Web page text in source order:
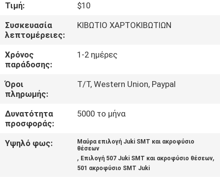
ΈΛΕΓΧΟΣ
ΠΟΙΌΤΗΤΑΣ
ΕΠΙΚΟΙΝΩΝΉΣΤΕ
ΜΑΖΊ
ΜΑΣ
ΝΈΑ
Τιμή:
$10
Συσκευασία
λεπτομέρειες:
ΚΙΒΩΤΙΟ ΧΑΡΤΟΚΙΒΩΤΙΩΝ
Χρόνος
παράδοσης:
1-2 ημέρες
Όροι
πληρωμής:
Τ/Τ, Western Union, Paypal
Δυνατότητα
προσφοράς:
5000 το μήνα
Υψηλό φως:
Μαύρα επιλογή Juki SMT και ακροφύσιο
θέσεων
, Επιλογή 507 Juki SMT και ακροφύσιο θέσεων,
501 ακροφύσιο SMT Juki